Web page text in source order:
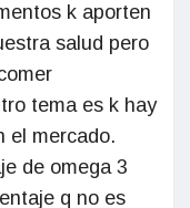
k aporten
salud pero
tema es k hay
el mercado.
de omega 3
q no es